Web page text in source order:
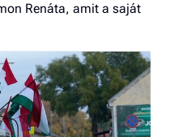
Renáta, amit a saját